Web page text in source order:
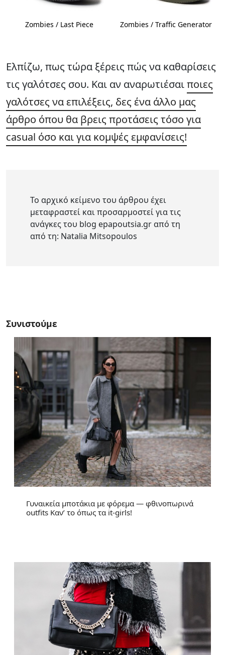
Zombies / Last Piece Zombies / Traffic Generator
Ελπίζω, πως τώρα ξέρεις πώς να καθαρίσεις
τις γαλότσες σου. Και αν αναρωτιέσαιποιες
γαλότσες να επιλέξεις, δες ένα άλλο μας
άρθρο όπου θα βρεις προτάσεις τόσο για
casual όσο και για κομψές εμφανίσεις!
Το αρχικό κείμενο του άρθρου έχει
μεταφραστεί και προσαρμοστεί για τις
ανάγκες του blog epapoutsia.gr από τη
από τη: Natalia Mitsopoulos
Συνιστούμε
Γυναικεία μποτάκια με φόρεμα — φθινοπωρινά
outfits Καν’ το όπως τα it-girls!